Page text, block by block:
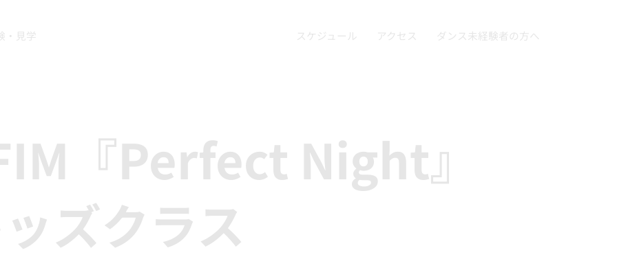
・見学 スケジュール アクセス ダンス未経験者の方へ
『Perfect Night』
ズクラス